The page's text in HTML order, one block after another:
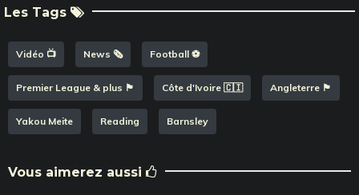
Les Tags
Vidéo 📺 News 🗞️ Football ⚽️
Premier League & plus 🏴󠁧󠁢󠁥󠁮󠁧󠁿 Côte d'Ivoire 🇨🇮 Angleterre 🏴󠁧󠁢󠁥󠁮󠁧󠁿
Yakou Meite Reading Barnsley
Vous aimerez aussi